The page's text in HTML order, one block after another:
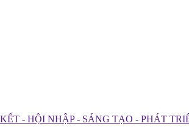
- HỘI NHẬP - SÁNG TẠO - PHÁT